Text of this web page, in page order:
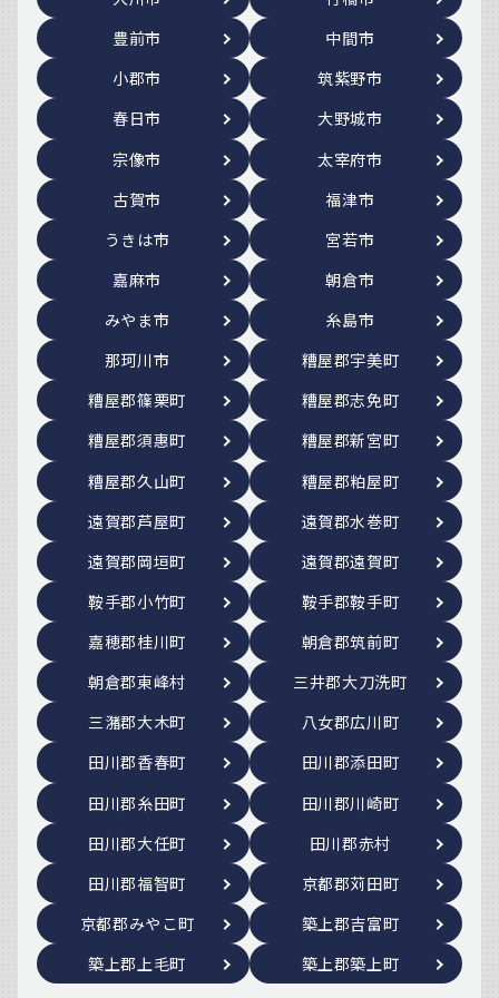
豊前市
中間市
小郡市
筑紫野市
春日市
大野城市
宗像市
太宰府市
古賀市
福津市
うきは市
宮若市
嘉麻市
朝倉市
みやま市
糸島市
那珂川市
糟屋郡宇美町
糟屋郡篠栗町
糟屋郡志免町
糟屋郡須惠町
糟屋郡新宮町
糟屋郡久山町
糟屋郡粕屋町
遠賀郡芦屋町
遠賀郡水巻町
遠賀郡岡垣町
遠賀郡遠賀町
鞍手郡小竹町
鞍手郡鞍手町
嘉穂郡桂川町
朝倉郡筑前町
朝倉郡東峰村
三井郡大刀洗町
三潴郡大木町
八女郡広川町
田川郡香春町
田川郡添田町
田川郡糸田町
田川郡川崎町
田川郡大任町
田川郡赤村
田川郡福智町
京都郡苅田町
京都郡みやこ町
築上郡吉富町
築上郡上毛町
築上郡築上町